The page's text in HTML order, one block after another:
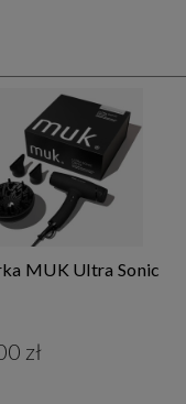
MUK Ultra Sonic
zł